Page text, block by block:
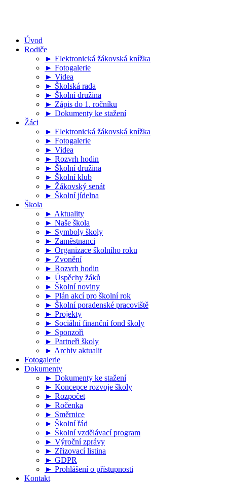
Úvod
Rodiče
► Elektronická žákovská knížka
► Fotogalerie
► Videa
► Školská rada
► Školní družina
► Zápis do 1. ročníku
► Dokumenty ke stažení
Žáci
► Elektronická žákovská knížka
► Fotogalerie
► Videa
► Rozvrh hodin
► Školní družina
► Školní klub
► Žákovský senát
► Školní jídelna
Škola
► Aktuality
► Naše škola
► Symboly školy
► Zaměstnanci
► Organizace školního roku
► Zvonění
► Rozvrh hodin
► Úspěchy žáků
► Školní noviny
► Plán akcí pro školní rok
► Školní poradenské pracoviště
► Projekty
► Sociální finanční fond školy
► Sponzoři
► Partneři školy
► Archiv aktualit
Fotogalerie
Dokumenty
► Dokumenty ke stažení
► Koncepce rozvoje školy
► Rozpočet
► Ročenka
► Směrnice
► Školní řád
► Školní vzdělávací program
► Výroční zprávy
► Zřizovací listina
► GDPR
► Prohlášení o přístupnosti
Kontakt